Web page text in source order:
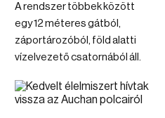
A rendszer többek között
egy 12 méteres gátból,
záportározóból, föld alatti
vízelvezető csatornából áll.